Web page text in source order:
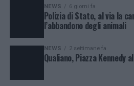
NEWS 6 giorni fa
Polizia di Stato, al via la
l’abbandono degli animali
NEWS 2 settimane fa
Qualiano, Piazza Kennedy